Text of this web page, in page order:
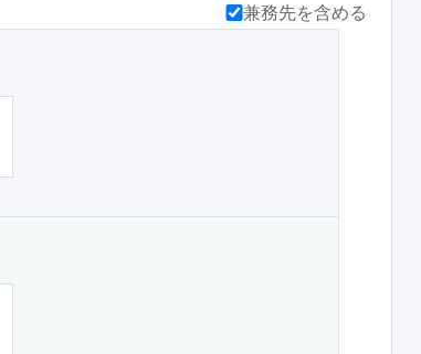
兼務先を含める